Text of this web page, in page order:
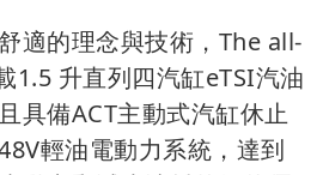
適的理念與技術，The all-
1.5 升直列四汽缸eTSI汽油
具備ACT主動式汽缸休止
輕油電動力系統，達到